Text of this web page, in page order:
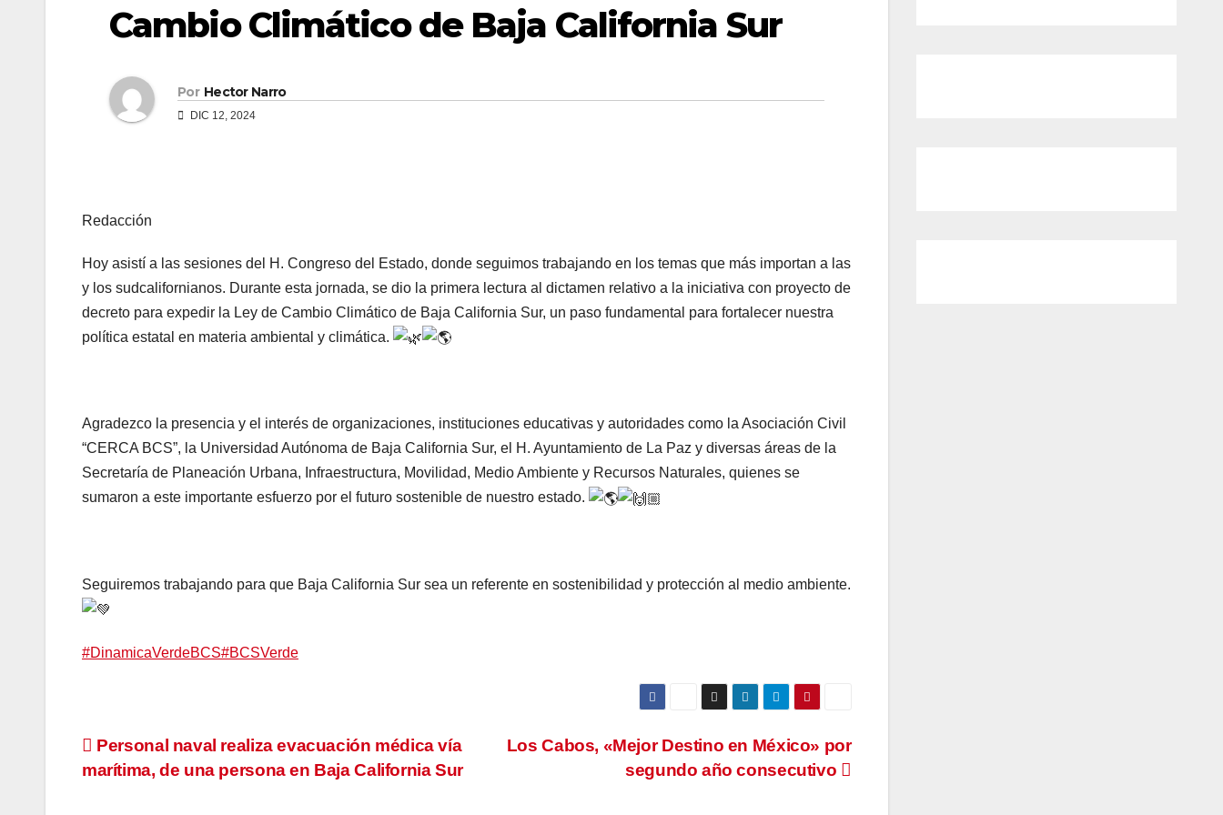
Cambio Climático de Baja California Sur
Por Hector Narro
DIC 12, 2024
Redacción
Hoy asistí a las sesiones del H. Congreso del Estado, donde seguimos trabajando en los temas que más importan a las
y los sudcalifornianos. Durante esta jornada, se dio la primera lectura al dictamen relativo a la iniciativa con proyecto de
decreto para expedir la Ley de Cambio Climático de Baja California Sur, un paso fundamental para fortalecer nuestra
política estatal en materia ambiental y climática.
Agradezco la presencia y el interés de organizaciones, instituciones educativas y autoridades como la Asociación Civil
“CERCA BCS”, la Universidad Autónoma de Baja California Sur, el H. Ayuntamiento de La Paz y diversas áreas de la
Secretaría de Planeación Urbana, Infraestructura, Movilidad, Medio Ambiente y Recursos Naturales, quienes se
sumaron a este importante esfuerzo por el futuro sostenible de nuestro estado.
Seguiremos trabajando para que Baja California Sur sea un referente en sostenibilidad y protección al medio ambiente.
#DinamicaVerdeBCS#BCSVerde
Navegación
Los Cabos, «Mejor Destino en México» por
segundo año consecutivo
Personal naval realiza evacuación médica vía
marítima, de una persona en Baja California Sur